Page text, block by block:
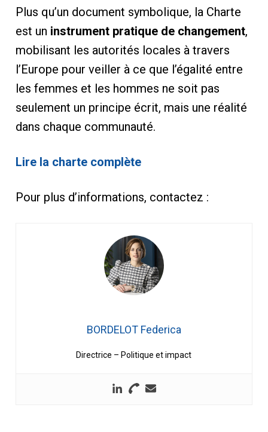
Plus qu’un document symbolique, la Charte
est un instrument pratique de changement,
mobilisant les autorités locales à travers
l’Europe pour veiller à ce que l’égalité entre
les femmes et les hommes ne soit pas
seulement un principe écrit, mais une réalité
dans chaque communauté.
Lire la charte complète
Pour plus d’informations, contactez :
BORDELOT Federica
Directrice – Politique et impact